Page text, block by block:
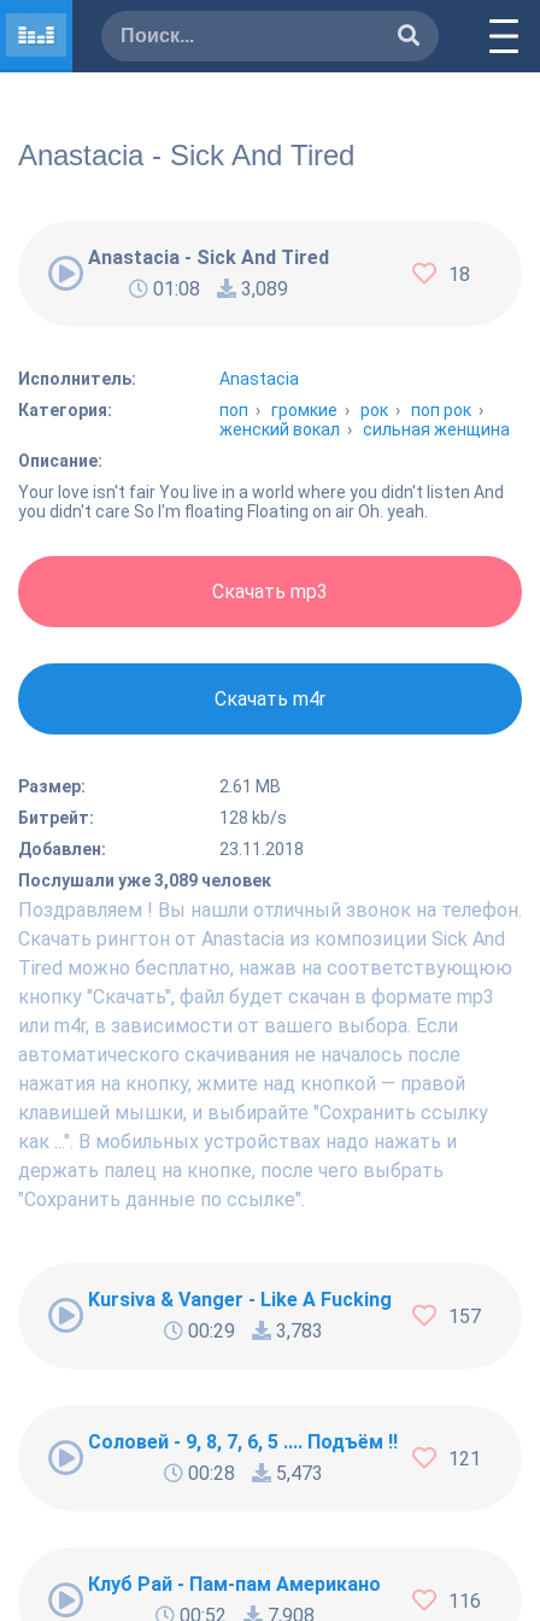
Anastacia - Sick And Tired
Anastacia - Sick And Tired
01:08
3,089
18
Исполнитель:
Anastacia
Категория:
поп ›громкие ›рок ›поп рок ›
женский вокал ›сильная женщина
Описание:
Your love isn't fair You live in a world where you didn't listen And
you didn't care So I'm floating Floating on air Oh. yeah.
Скачать mp3
Скачать m4r
Размер:
2.61 MB
Битрейт:
128 kb/s
Добавлен:
23.11.2018
Послушали уже 3,089 человек
Поздравляем ! Вы нашли отличный звонок на телефон.
Скачать рингтон от Anastacia из композиции Sick And
Tired можно бесплатно, нажав на соответствующюю
кнопку "Скачать", файл будет скачан в формате mp3
или m4r, в зависимости от вашего выбора. Если
автоматического скачивания не началось после
нажатия на кнопку, жмите над кнопкой — правой
клавишей мышки, и выбирайте "Сохранить ссылку
как ...". В мобильных устройствах надо нажать и
держать палец на кнопке, после чего выбрать
"Сохранить данные по ссылке".
Kursiva & Vanger - Like A Fucking Newbie
00:29
3,783
157
Соловей - 9, 8, 7, 6, 5 .... Подъём !!!
00:28
5,473
121
Клуб Рай - Пам-пам Американо
00:52
7,908
116